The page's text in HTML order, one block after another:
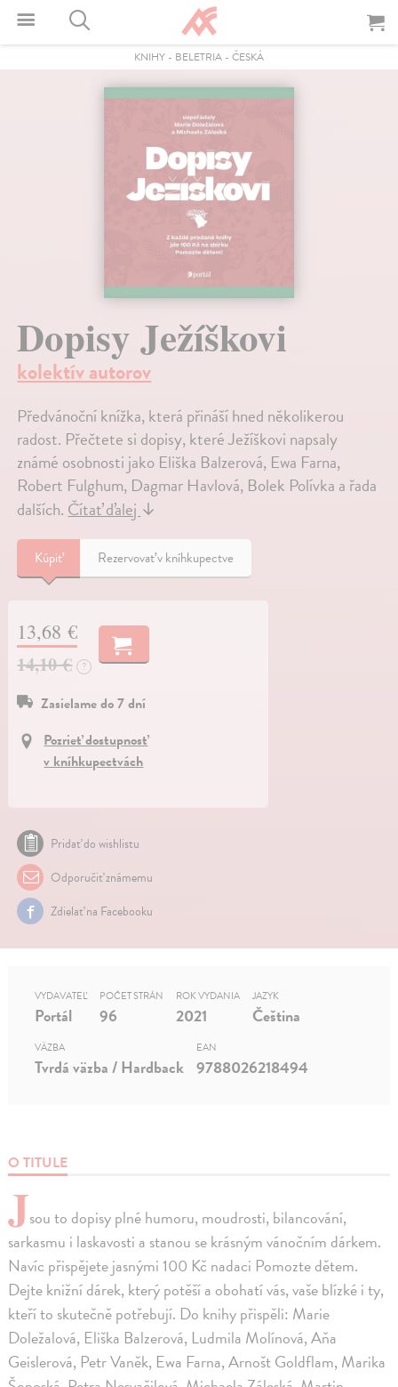
KNIHY - BELETRIA - ČESKÁ
Dopisy Ježíškovi
kolektív autorov
Předvánoční knížka, která přináší hned několikerou
radost. Přečtete si dopisy, které Ježíškovi napsaly
známé osobnosti jako Eliška Balzerová, Ewa Farna,
Robert Fulghum, Dagmar Havlová, Bolek Polívka a řada
dalších.Čítať ďalej↓
Kúpiť Rezervovať v kníhkupectve
13,68 €
14,10 €
?
Zasielame do 7 dní
Pozrieť dostupnosť
v kníhkupectvách
Pridať do wishlistu
Odporučiť známemu
Zdielať na Facebooku
O TITULE
Jsou to dopisy plné humoru, moudrosti, bilancování,
sarkasmu i laskavosti a stanou se krásným vánočním dárkem.
Navíc přispějete jasnými 100 Kč nadaci Pomozte dětem.
Dejte knižní dárek, který potěší a obohatí vás, vaše blízké i ty,
kteří to skutečně potřebují. Do knihy přispěli: Marie
Doležalová, Eliška Balzerová, Ludmila Molínová, Aňa
Geislerová, Petr Vaněk, Ewa Farna, Arnošt Goldflam, Marika
VYDAVATEĽ
Portál
POČET STRÁN
96
ROK VYDANIA
2021
JAZYK
Čeština
VÄZBA
Tvrdá väzba / Hardback
EAN
9788026218494